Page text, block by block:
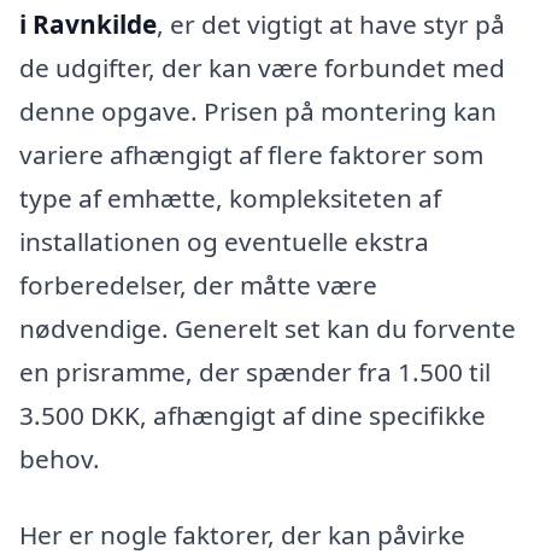
i Ravnkilde, er det vigtigt at have styr på
de udgifter, der kan være forbundet med
denne opgave. Prisen på montering kan
variere afhængigt af flere faktorer som
type af emhætte, kompleksiteten af
installationen og eventuelle ekstra
forberedelser, der måtte være
nødvendige. Generelt set kan du forvente
en prisramme, der spænder fra 1.500 til
3.500 DKK, afhængigt af dine specifikke
behov.
Her er nogle faktorer, der kan påvirke